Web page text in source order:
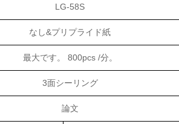
LG-58S
なし&プリプライド紙
最大です。 800pcs /分。
3面シーリング
論文